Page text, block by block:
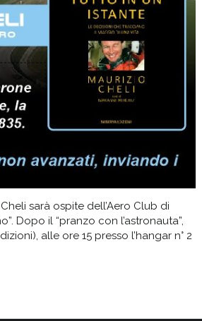
sarà ospite dell’Aero Club di
Dopo il “pranzo con l’astronauta”,
alle ore 15 presso l’hangar n° 2